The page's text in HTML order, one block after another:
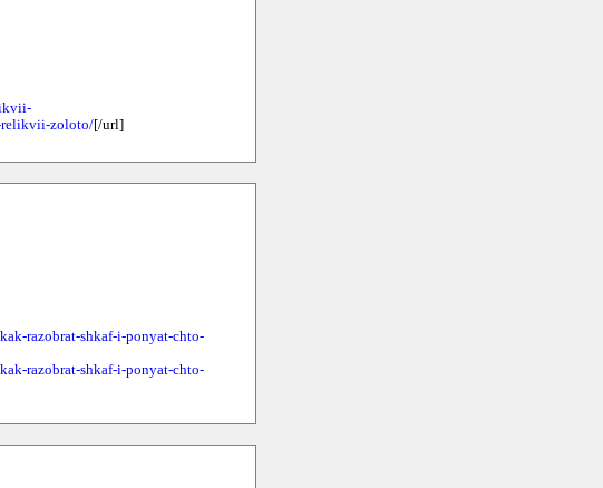
relikvii-zoloto/[/url]
razobrat-shkaf-i-ponyat-chto-
razobrat-shkaf-i-ponyat-chto-